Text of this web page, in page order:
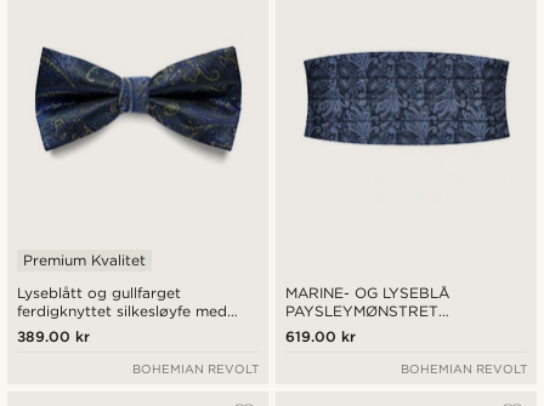
Lyseblått og gullfarget
ferdigknyttet silkesløyfe med
paisleymønster
Premium Kvalitet
389.00 kr
BOHEMIAN REVOLT
MARINE- OG LYSEBLÅ
PAYSLEYMØNSTRET
CUMMERBUND AV SILKE
619.00 kr
BOHEMIAN REVOLT